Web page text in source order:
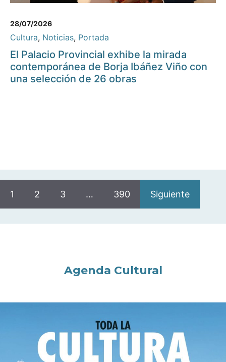
28/07/2026
Cultura, Noticias, Portada
El Palacio Provincial exhibe la mirada
contemporánea de Borja Ibáñez Viño con
una selección de 26 obras
1 2 3 … 390 Siguiente
Agenda Cultural